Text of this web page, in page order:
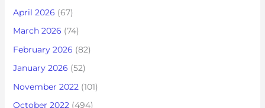
April 2026 (67)
March 2026 (74)
February 2026 (82)
January 2026 (52)
November 2022(101)
October 2022(494)